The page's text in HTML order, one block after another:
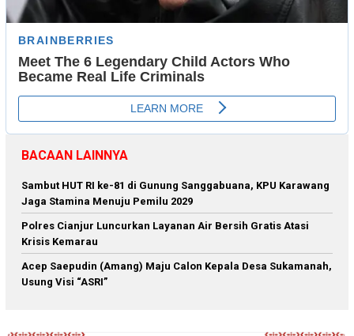
BACAAN LAINNYA
Sambut HUT RI ke-81 di Gunung Sanggabuana, KPU Karawang
Jaga Stamina Menuju Pemilu 2029
Polres Cianjur Luncurkan Layanan Air Bersih Gratis Atasi
Krisis Kemarau
Acep Saepudin (Amang) Maju Calon Kepala Desa Sukamanah,
Usung Visi “ASRI”